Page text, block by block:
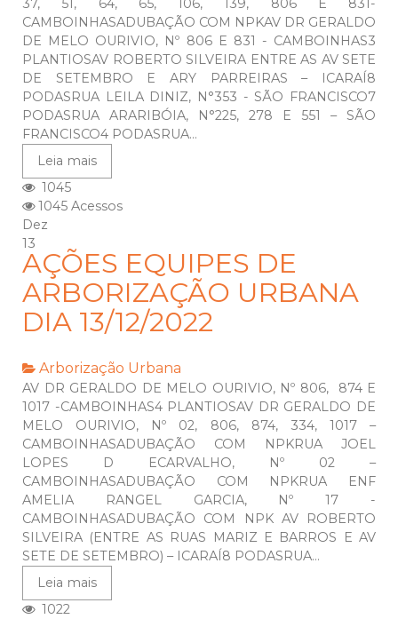
37, 51, 64, 65, 106, 139, 806 E 831-
CAMBOINHASADUBAÇÃO COM NPKAV DR GERALDO
DE MELO OURIVIO, Nº 806 E 831 - CAMBOINHAS3
PLANTIOSAV ROBERTO SILVEIRA ENTRE AS AV SETE
DE SETEMBRO E ARY PARREIRAS – ICARAÍ8
PODASRUA LEILA DINIZ, N°353 - SÃO FRANCISCO7
PODASRUA ARARIBÓIA, N°225, 278 E 551 – SÃO
FRANCISCO4 PODASRUA...
Leia mais
1045
1045 Acessos
Dez
13
AÇÕES EQUIPES DE
ARBORIZAÇÃO URBANA
DIA 13/12/2022
Arborização Urbana
AV DR GERALDO DE MELO OURIVIO, Nº 806, 874 E
1017 -CAMBOINHAS4 PLANTIOSAV DR GERALDO DE
MELO OURIVIO, Nº 02, 806, 874, 334, 1017 –
CAMBOINHASADUBAÇÃO COM NPKRUA JOEL
LOPES D ECARVALHO, Nº 02 –
CAMBOINHASADUBAÇÃO COM NPKRUA ENF
AMELIA RANGEL GARCIA, Nº 17 -
CAMBOINHASADUBAÇÃO COM NPK AV ROBERTO
SILVEIRA (ENTRE AS RUAS MARIZ E BARROS E AV
SETE DE SETEMBRO) – ICARAÍ8 PODASRUA...
Leia mais
1022